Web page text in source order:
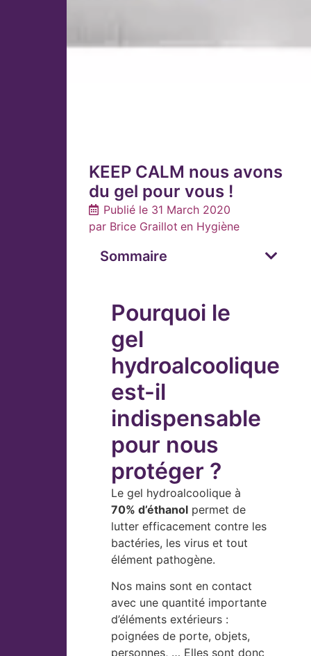
KEEP CALM nous avons
du gel pour vous !
Publié le 31 March 2020
par Brice Graillot en Hygiène
Sommaire
Pourquoi le
gel
hydroalcoolique
est-il
indispensable
pour nous
protéger ?
Le gel hydroalcoolique à
70% d’éthanol permet de
lutter efficacement contre les
bactéries, les virus et tout
élément pathogène.
Nos mains sont en contact
avec une quantité importante
d’éléments extérieurs :
poignées de porte, objets,
personnes, … Elles sont donc